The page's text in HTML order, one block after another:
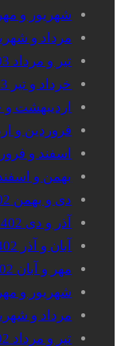
شهریور و مهر 1403
مرداد و شهریور
تیر و مرداد 1403
خرداد و تیر 1403
اردیبهشت و
فروردین و
اسفند و
بهمن و اسفند
دی و بهمن 1402
آذر و دی 1402
آبان و آذر 1402
مهر و آبان 1402
شهریور و مهر 1402
مرداد و شهریور
تیر و مرداد 1402